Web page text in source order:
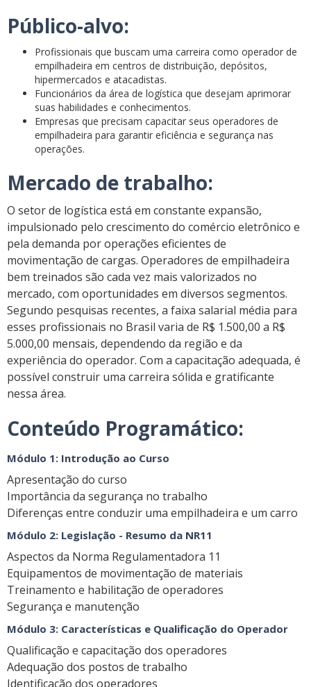
Público-alvo:
Profissionais que buscam uma carreira como operador de
empilhadeira em centros de distribuição, depósitos,
hipermercados e atacadistas.
Funcionários da área de logística que desejam aprimorar
suas habilidades e conhecimentos.
Empresas que precisam capacitar seus operadores de
empilhadeira para garantir eficiência e segurança nas
operações.
Mercado de trabalho:
O setor de logística está em constante expansão,
impulsionado pelo crescimento do comércio eletrônico e
pela demanda por operações eficientes de
movimentação de cargas. Operadores de empilhadeira
bem treinados são cada vez mais valorizados no
mercado, com oportunidades em diversos segmentos.
Segundo pesquisas recentes, a faixa salarial média para
esses profissionais no Brasil varia de R$ 1.500,00 a R$
5.000,00 mensais, dependendo da região e da
experiência do operador. Com a capacitação adequada, é
possível construir uma carreira sólida e gratificante
nessa área.
Conteúdo Programático:
Módulo 1: Introdução ao Curso
Apresentação do curso
Importância da segurança no trabalho
Diferenças entre conduzir uma empilhadeira e um carro
Módulo 2: Legislação - Resumo da NR11
Aspectos da Norma Regulamentadora 11
Equipamentos de movimentação de materiais
Treinamento e habilitação de operadores
Segurança e manutenção
Módulo 3: Características e Qualificação do Operador
Qualificação e capacitação dos operadores
Adequação dos postos de trabalho
Identificação dos operadores